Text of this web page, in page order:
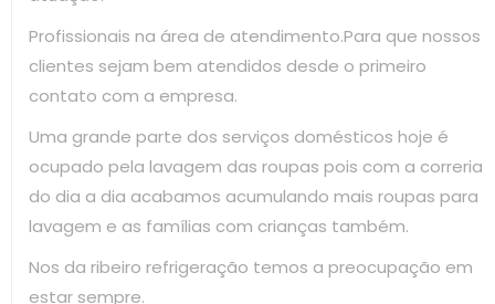
Profissionais na área de atendimento.Para que nossos
clientes sejam bem atendidos desde o primeiro
contato com a empresa.
Uma grande parte dos serviços domésticos hoje é
ocupado pela lavagem das roupas pois com a correria
do dia a dia acabamos acumulando mais roupas para
lavagem e as famílias com crianças também.
Nos da ribeiro refrigeração temos a preocupação em
estar sempre.